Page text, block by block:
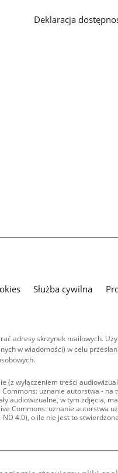
Deklaracja
Służba cywilna
adresy skrzynek mailowych.
w wiadomości) w celu
(z wyłączeniem treści
uznanie autorstwa - na
audiowizualne, w tym zdjęcia,
Commons: uznanie autorstwa
ND 4.0), o ile nie jest to